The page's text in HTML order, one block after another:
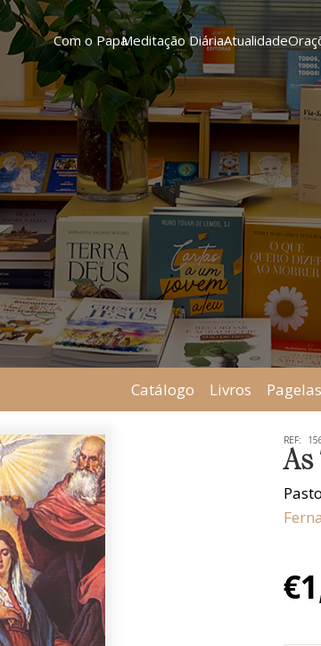
Com o PapaMeditação DiáriaAtualidade
Catálogo Livros Pagelas
REF:
As
€